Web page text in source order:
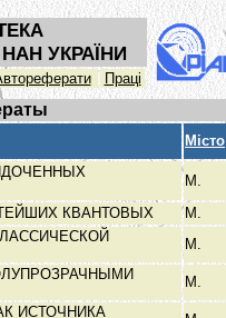
УКРАЇНИ
Праці
Місто
М.
КВАНТОВЫХ М.
М.
М.
ИСТОЧНИКА